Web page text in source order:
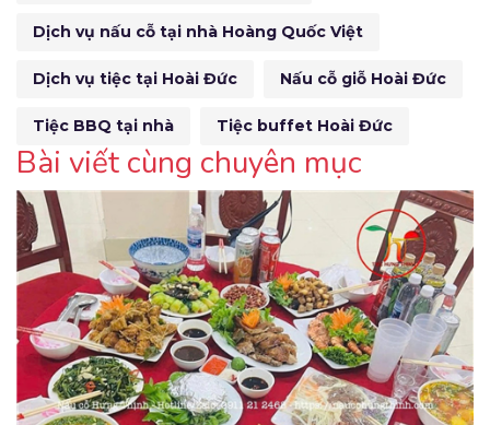
Dịch vụ nấu cỗ tại nhà Hoàng Quốc Việt
Dịch vụ tiệc tại Hoài Đức Nấu cỗ giỗ Hoài Đức
Tiệc BBQ tại nhà Tiệc buffet Hoài Đức
Bài viết cùng chuyên mục